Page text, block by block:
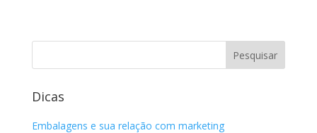
Dicas
Embalagens e sua relação com marketing